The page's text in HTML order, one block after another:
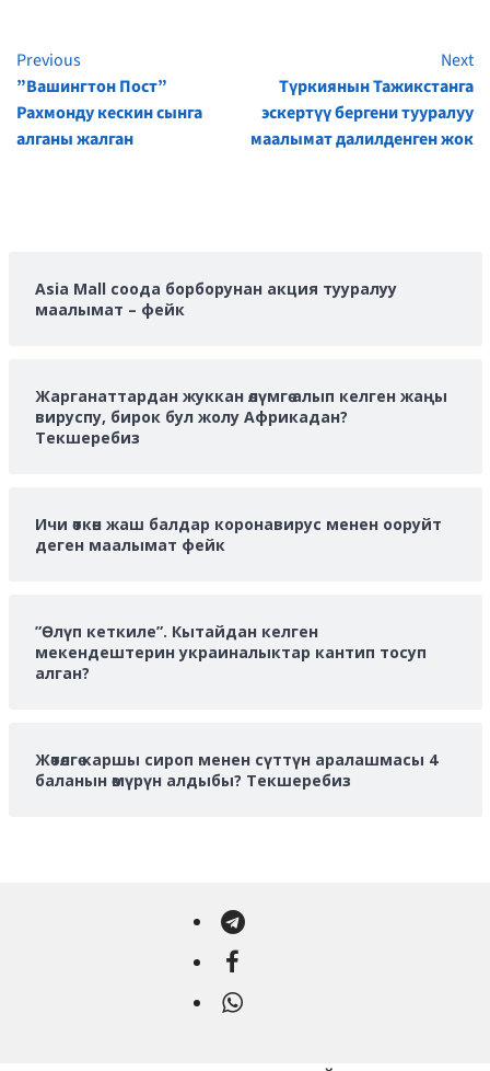
Continue
Reading
Previous
”Вашингтон Пост”
Рахмонду кескин сынга
алганы жалган
Next
Түркиянын Тажикстанга
эскертүү бергени тууралуу
маалымат далилденген жок
Asia Mall соода борборунан акция тууралуу
маалымат – фейк
Жарганаттардан жуккан өлүмгө алып келген жаңы
вируспу, бирок бул жолу Африкадан?
Текшеребиз
Ичи өткөн жаш балдар коронавирус менен ооруйт
деген маалымат фейк
”Өлүп кеткиле”. Кытайдан келген
мекендештерин украиналыктар кантип тосуп
алган?
Жөтөлгө каршы сироп менен сүттүн аралашмасы 4
баланын өмүрүн алдыбы? Текшеребиз
Telegram
Facebook
WhatsApp